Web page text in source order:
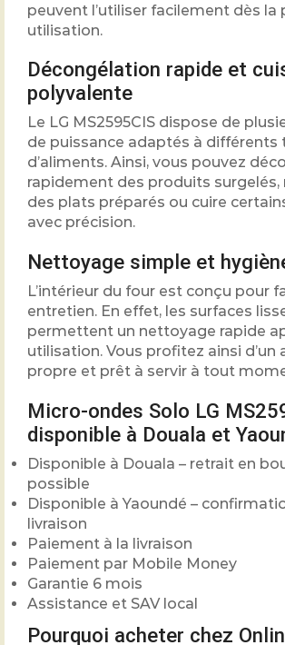
peuvent l’utiliser facilement dès la
utilisation.
Décongélation rapide et
polyvalente
Le LG MS2595CIS dispose de
de puissance adaptés à différents
d’aliments. Ainsi, vous pouvez
rapidement des produits surgelés,
des plats préparés ou cuire
avec précision.
Nettoyage simple et
L’intérieur du four est conçu pour
entretien. En effet, les surfaces
permettent un nettoyage rapide
utilisation. Vous profitez ainsi d’un
propre et prêt à servir à tout
Micro-ondes Solo LG
disponible à Douala et
Disponible à Douala – retrait en
possible
Disponible à Yaoundé –
livraison
Paiement à la livraison
Paiement par Mobile Money
Garantie 6 mois
Assistance et SAV local
Pourquoi acheter chez